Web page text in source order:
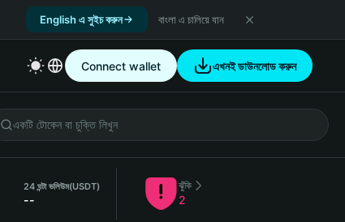
English এ সুইচ করুন বাংলা এ চালিয়ে যান
Connect wallet এখনই ডাউনলোড করুন
24 ঘন্টা ভলিউম(USDT)
--
ঝুঁকি
2